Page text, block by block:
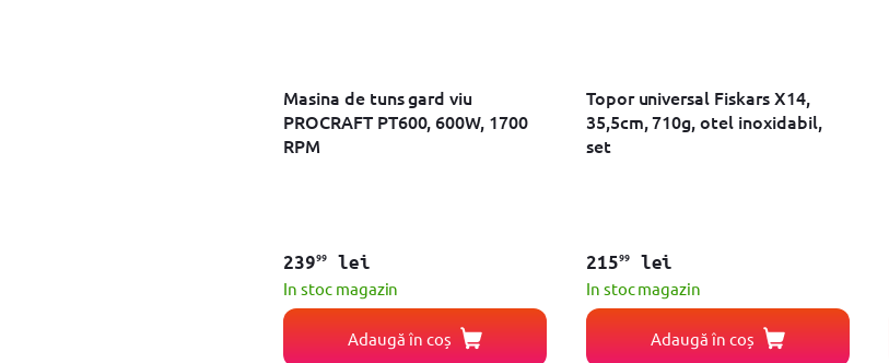
Masina de tuns gard viu
PROCRAFT PT600, 600W, 1700
RPM
23999lei
In stoc magazin
Adaugă în coș
Topor universal Fiskars X14,
35,5cm, 710g, otel inoxidabil,
set
21599lei
In stoc magazin
Adaugă în coș